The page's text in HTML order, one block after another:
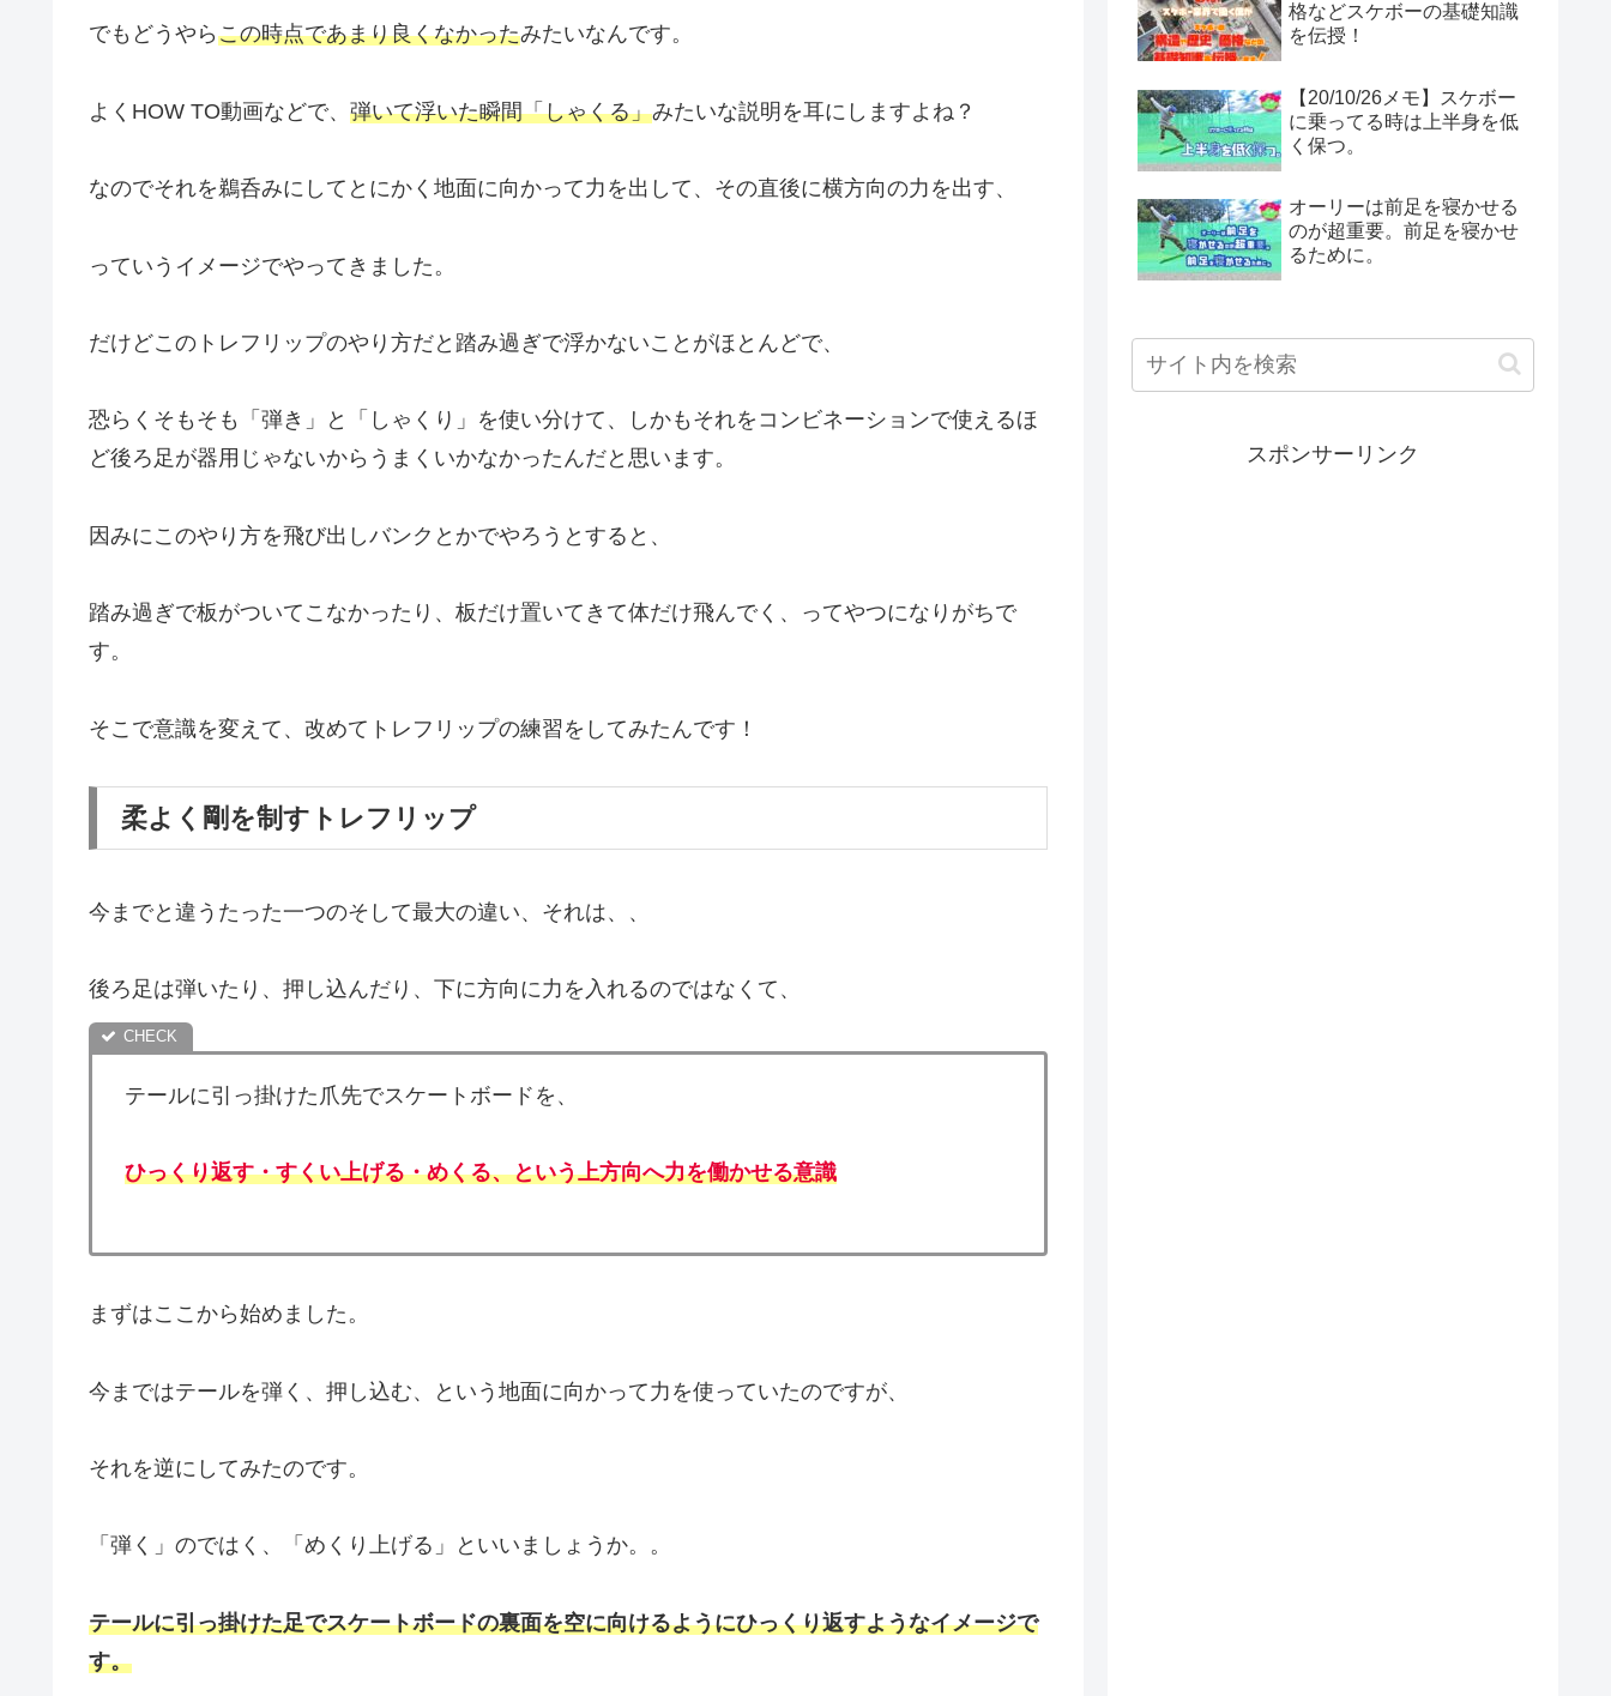
でもどうやらこの時点であまり良くなかったみたいなんです。
よくHOW TO動画などで、 弾いて浮いた瞬間「しゃくる」みたいな説明を耳にしますよね？
なのでそれを鵜呑みにしてとにかく地面に向かって力を出して、その直後に横方向の力を出す、
っていうイメージでやってきました。
だけどこのトレフリップのやり方だと踏み過ぎで浮かないことがほとんどで、
恐らくそもそも「弾き」と「しゃくり」を使い分けて、しかもそれをコンビネーションで使えるほ
ど後ろ足が器用じゃないからうまくいかなかったんだと思います。
因みにこのやり方を飛び出しバンクとかでやろうとすると、
踏み過ぎで板がついてこなかったり、板だけ置いてきて体だけ飛んでく、ってやつになりがちで
す。
そこで意識を変えて、改めてトレフリップの練習をしてみたんです！
柔よく剛を制すトレフリップ
今までと違うたった一つのそして最大の違い、それは、、
後ろ足は弾いたり、押し込んだり、下に方向に力を入れるのではなくて、
テールに引っ掛けた爪先でスケートボードを、
ひっくり返す・すくい上げる・めくる、という上方向へ力を働かせる意識
まずはここから始めました。
今まではテールを弾く、押し込む、という地面に向かって力を使っていたのですが、
それを逆にしてみたのです。
「弾く」のではく、「めくり上げる」といいましょうか。。
テールに引っ掛けた足でスケートボードの裏面を空に向けるようにひっくり返すようなイメージで
す。
格などスケボーの基礎知識
を伝授！
【20/10/26メモ】スケボー
に乗ってる時は上半身を低
く保つ。
オーリーは前足を寝かせる
のが超重要。前足を寝かせ
るために。
スポンサーリンク